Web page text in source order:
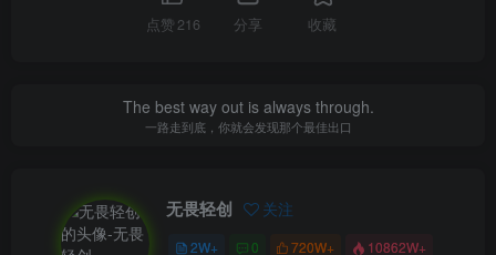
点赞216 分享 收藏
The best way out is always through.
一路走到底，你就会发现那个最佳出口
无畏轻创 关注
2W+ 0 720W+ 10862W+